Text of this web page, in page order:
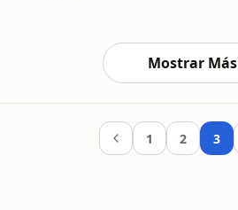
Mostrar Más
1 2 3